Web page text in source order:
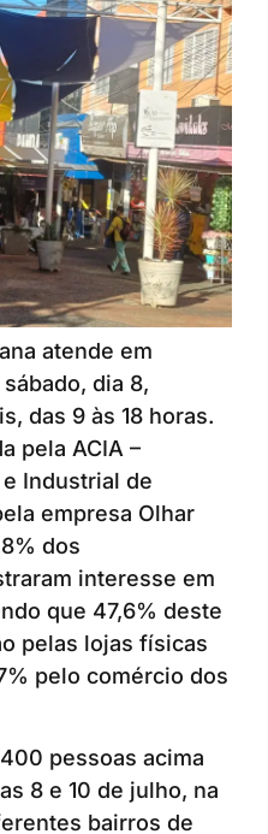
atende em
dia 8,
das 9 às 18 horas.
pela ACIA –
Industrial de
empresa Olhar
dos
interesse em
que 47,6% deste
pelas lojas físicas
pelo comércio dos
pessoas acima
8 e 10 de julho, na
bairros de